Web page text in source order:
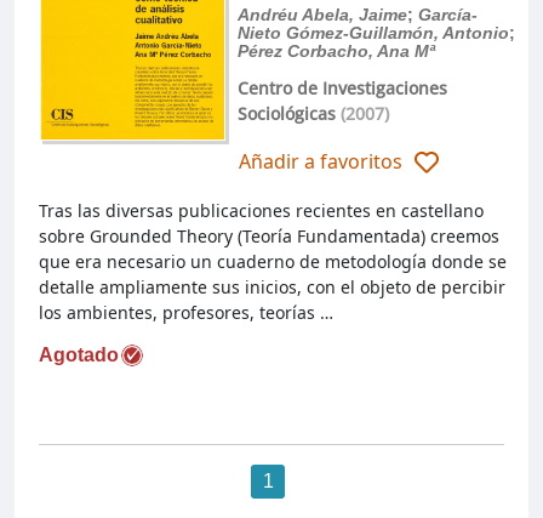
Andréu Abela, Jaime; García-
Nieto Gómez-Guillamón, Antonio;
Pérez Corbacho, Ana Mª
Centro de Investigaciones
Sociológicas(2007)
Añadir a favoritos
Agotado
Tras las diversas publicaciones recientes en castellano
sobre Grounded Theory (Teoría Fundamentada) creemos
que era necesario un cuaderno de metodología donde se
detalle ampliamente sus inicios, con el objeto de percibir
los ambientes, profesores, teorías …
1